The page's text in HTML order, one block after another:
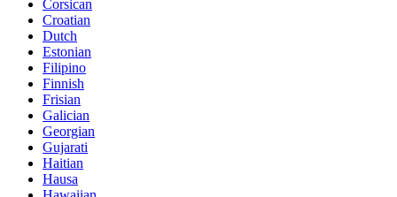
Corsican
Croatian
Dutch
Estonian
Filipino
Finnish
Frisian
Galician
Georgian
Gujarati
Haitian
Hausa